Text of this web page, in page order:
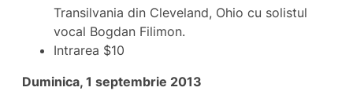
Transilvania din Cleveland, Ohio cu solistul
vocal Bogdan Filimon.
Intrarea $10
Duminica, 1 septembrie 2013